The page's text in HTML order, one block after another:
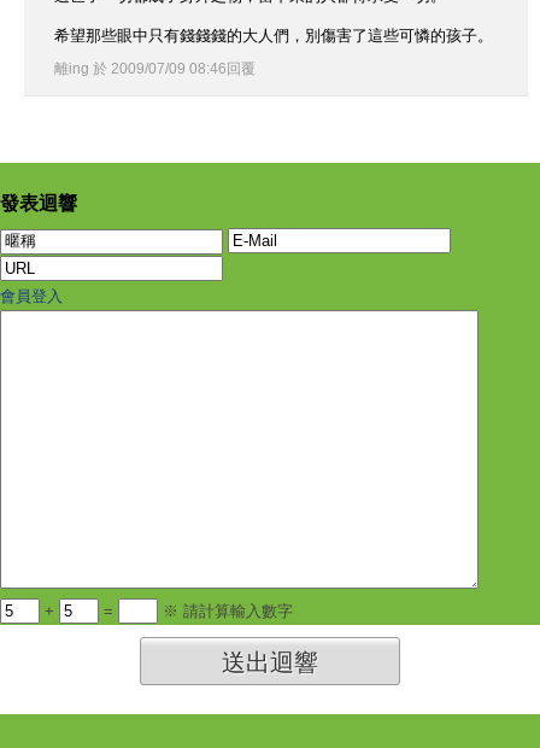
希望那些眼中只有錢錢錢的大人們，別傷害了這些可憐的孩子。
離ing 於 2009/07/09 08:46 回覆
發表迴響
會員登入
+ = ※ 請計算輸入數字
送出迴響